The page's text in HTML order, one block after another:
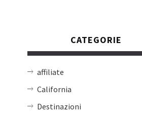
CATEGORIE
affiliate
California
Destinazioni